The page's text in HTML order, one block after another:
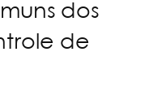
dos
de